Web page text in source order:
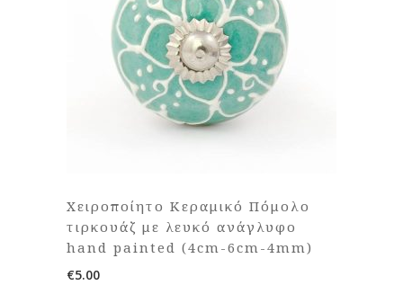
Χειροποίητο Κεραμικό Πόμολο
τιρκουάζ με λευκό ανάγλυφο
hand painted (4cm-6cm-4mm)
€5.00